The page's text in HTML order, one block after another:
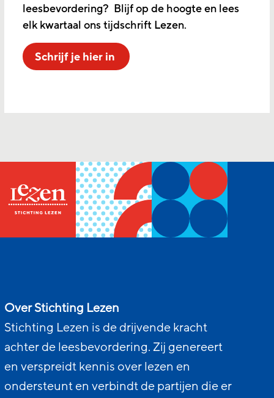
leesbevordering? Blijf op de hoogte en lees
elk kwartaal ons tijdschrift Lezen.
Schrijf je hier in
Over Stichting Lezen
Stichting Lezen is de drijvende kracht
achter de leesbevordering. Zij genereert
en verspreidt kennis over lezen en
ondersteunt en verbindt de partijen die er